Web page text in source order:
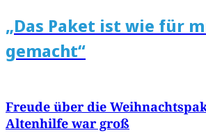
„Das Paket ist wie für
gemacht“
Freude über die
Altenhilfe war groß